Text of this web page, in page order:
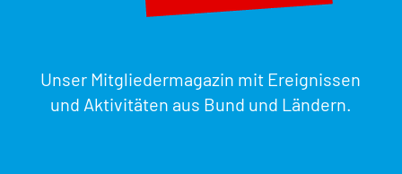
Unser Mitgliedermagazin mit Ereignissen
und Aktivitäten aus Bund und Ländern.